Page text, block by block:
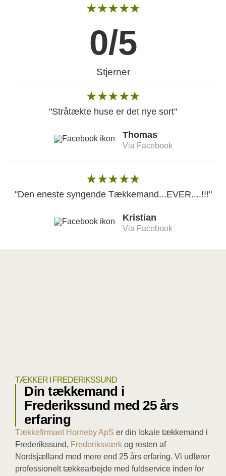
★★★★★
Stjerner
0/5
★★★★★
"Stråtækte huse er det nye sort"
Thomas
Via Facebook
★★★★★
"Den eneste syngende Tækkemand...EVER....!!!"
Kristian
Via Facebook
TÆKKER I FREDERIKSSUND
Din tækkemand i
Frederikssund med 25 års
erfaring
Tækkefirmaet Horneby ApS er din lokale tækkemand i
Frederikssund, Frederiksværk og resten af
Nordsjælland med mere end 25 års erfaring. Vi udfører
professionelt tækkearbejde med fuldservice inden for